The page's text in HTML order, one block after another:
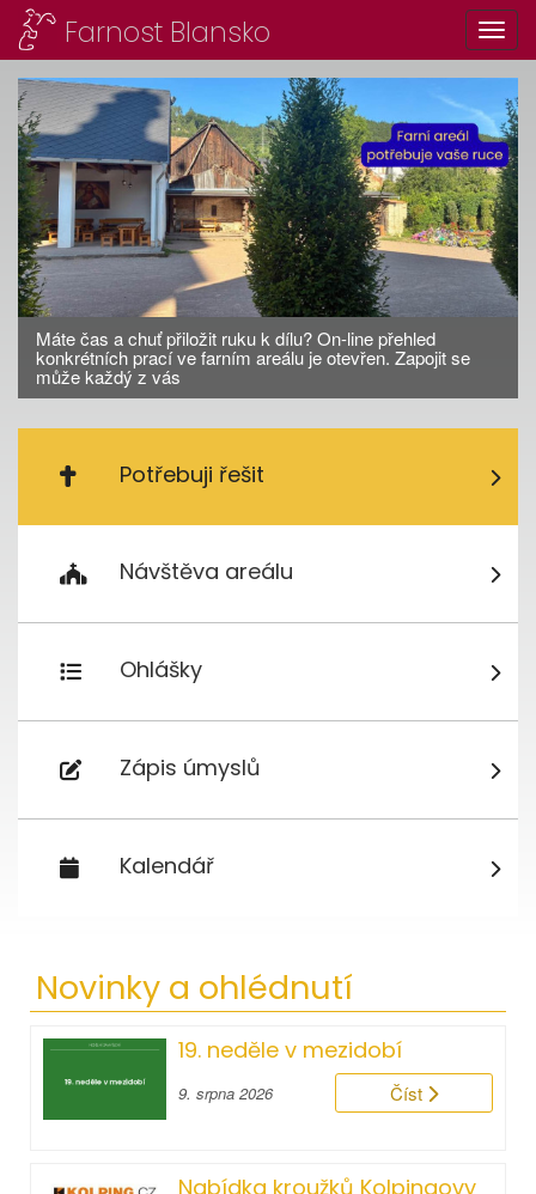
Farnost Blansko
Máte čas a chuť přiložit ruku k dílu? On-line přehled
konkrétních prací ve farním areálu je otevřen. Zapojit se
může každý z vás
Potřebuji řešit
Návštěva areálu
Ohlášky
Zápis úmyslů
Kalendář
Novinky a ohlédnutí
19. neděle v mezidobí
9. srpna 2026 Číst
Nabídka kroužků Kolpingovy